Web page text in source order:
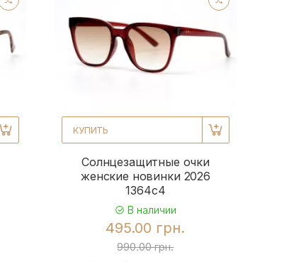
КУПИТЬ
Солнцезащитные очки
женские новинки 2026
1364c4
В наличии
495.00 грн.
990.00 грн.